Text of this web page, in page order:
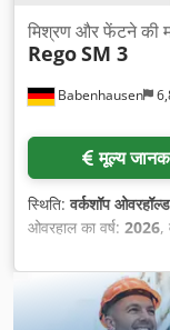
Babenhausen
मिश्रण और फेंटने की
RegoSM 3
मूल्य
स्थिति:वर्कशॉप
ओवरहाल का वर्ष: 2026,
फ्यूज:16 A, इनपुट